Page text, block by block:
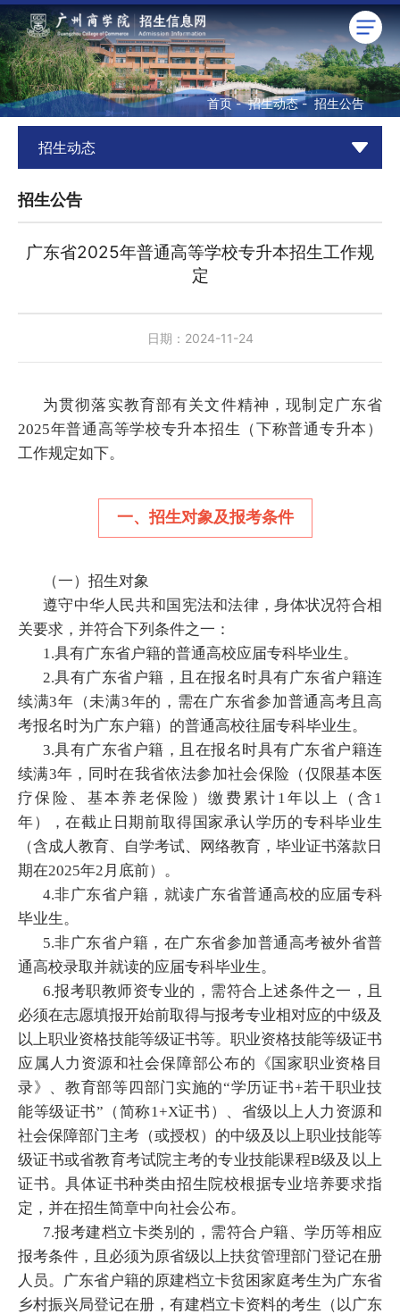
首页-招生动态-招生公告
招生动态
招生公告
广东省2025年普通高等学校专升本招生工作规
定
日期：2024-11-24
为贯彻落实教育部有关文件精神，现制定广东省
2025年普通高等学校专升本招生（下称普通专升本）
工作规定如下。
一、招生对象及报考条件
（一）招生对象
遵守中华人民共和国宪法和法律，身体状况符合相
关要求，并符合下列条件之一：
1.具有广东省户籍的普通高校应届专科毕业生。
2.具有广东省户籍，且在报名时具有广东省户籍连
续满3年（未满3年的，需在广东省参加普通高考且高
考报名时为广东户籍）的普通高校往届专科毕业生。
3.具有广东省户籍，且在报名时具有广东省户籍连
续满3年，同时在我省依法参加社会保险（仅限基本医
疗保险、基本养老保险）缴费累计1年以上（含1
年），在截止日期前取得国家承认学历的专科毕业生
（含成人教育、自学考试、网络教育，毕业证书落款日
期在2025年2月底前）。
4.非广东省户籍，就读广东省普通高校的应届专科
毕业生。
5.非广东省户籍，在广东省参加普通高考被外省普
通高校录取并就读的应届专科毕业生。
6.报考职教师资专业的，需符合上述条件之一，且
必须在志愿填报开始前取得与报考专业相对应的中级及
以上职业资格技能等级证书等。职业资格技能等级证书
应属人力资源和社会保障部公布的《国家职业资格目
录》、教育部等四部门实施的“学历证书+若干职业技
能等级证书”（简称1+X证书）、省级以上人力资源和
社会保障部门主考（或授权）的中级及以上职业技能等
级证书或省教育考试院主考的专业技能课程B级及以上
证书。具体证书种类由招生院校根据专业培养要求指
定，并在招生简章中向社会公布。
7.报考建档立卡类别的，需符合户籍、学历等相应
报考条件，且必须为原省级以上扶贫管理部门登记在册
人员。广东省户籍的原建档立卡贫困家庭考生为广东省
乡村振兴局登记在册，有建档立卡资料的考生（以广东